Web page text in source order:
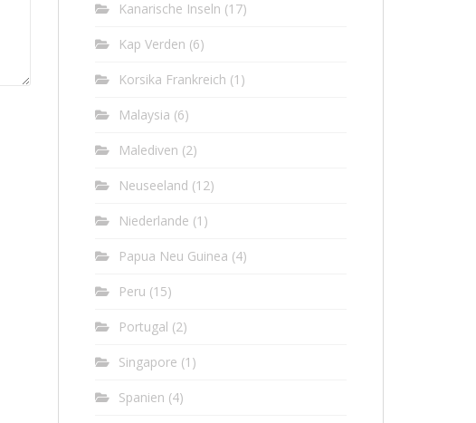
Kanarische Inseln (17)
Kap Verden (6)
Korsika Frankreich (1)
Malaysia (6)
Malediven (2)
Neuseeland (12)
Niederlande (1)
Papua Neu Guinea (4)
Peru (15)
Portugal (2)
Singapore (1)
Spanien (4)